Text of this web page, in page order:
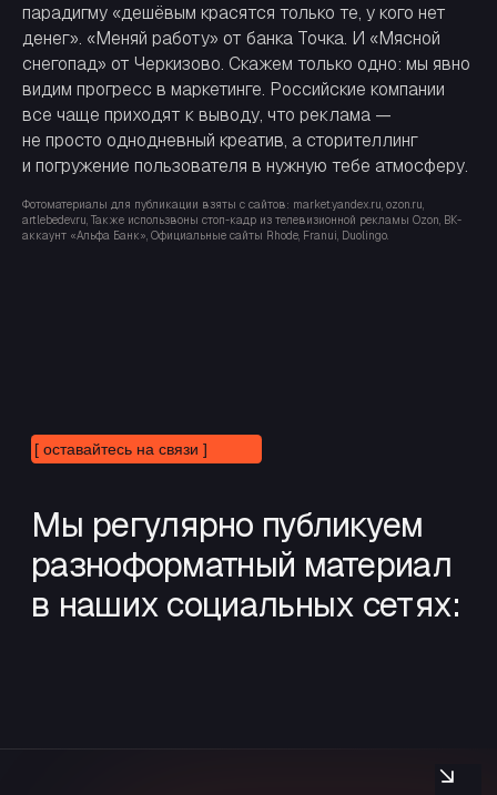
парадигму «дешёвым красятся только те, у кого нет
денег». «Меняй работу» от банка Точка. И «Мясной
снегопад» от Черкизово. Скажем только одно: мы явно
видим прогресс в маркетинге. Российские компании
все чаще приходят к выводу, что реклама —
не просто однодневный креатив, а сторителлинг
и погружение пользователя в нужную тебе атмосферу.
Фотоматериалы для публикации взяты с сайтов: market.yandex.ru, ozon.ru,
artlebedev.ru, Также использвоны cтоп-кадр из телевизионной рекламы Ozon, ВК-
аккаунт «Альфа Банк», Официальные сайты Rhode, Franui, Duolingo.